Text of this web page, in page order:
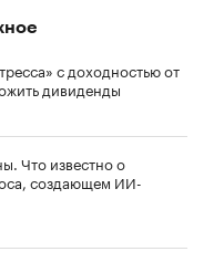
с доходностью от
дивиденды
Что известно о
создающем ИИ-